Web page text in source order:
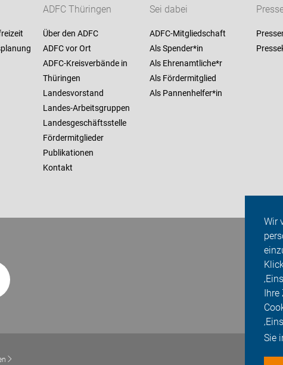
Wir
Ihre
Sie
ADFC Thüringen
Über den ADFC
ADFC vor Ort
ADFC-Kreisverbände in
Thüringen
Landesvorstand
Landes-Arbeitsgruppen
Landesgeschäftsstelle
Fördermitglieder
Publikationen
Kontakt
Sei dabei
ADFC-Mitgliedschaft
Als Spender*in
Als Ehrenamtliche*r
Als Fördermitglied
Als Pannenhelfer*in